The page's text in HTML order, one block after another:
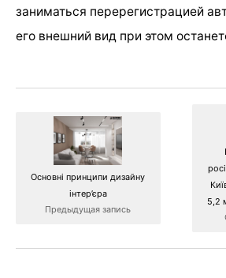
заниматься перерегистрацией
его внешний вид при этом
Основні принципи дизайну
інтер’єра
Предыдущая запись
5,2